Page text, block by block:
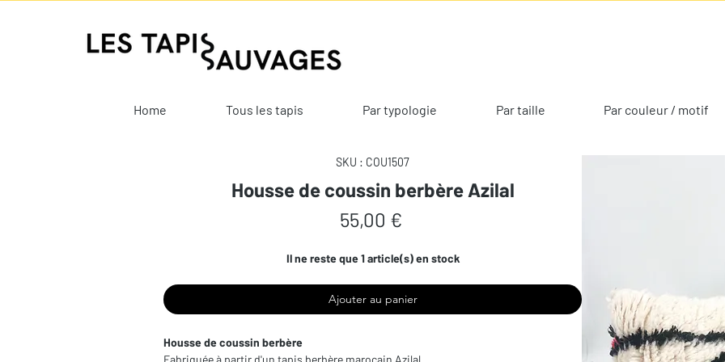
Home Tous les tapis Par typologie Par taille Par couleur / motif
SKU : COU1507
Housse de coussin berbère Azilal
55,00 €Prix
Il ne reste que 1 article(s) en stock
Ajouter au panier
Housse de coussin berbère